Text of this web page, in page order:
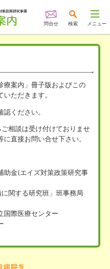
問合せ 検索 メニュー
療案内」冊子版およびこの
ただきます。
ください。
相談は受け付けておりませ
直接お問い合せ下さい。
助金(エイズ対策政策研究事
に関する研究班」班事務局
国際医療センター